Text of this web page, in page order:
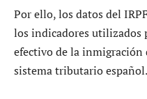
Por ello, los datos del
los indicadores utilizados
efectivo de la
sistema tributario español.